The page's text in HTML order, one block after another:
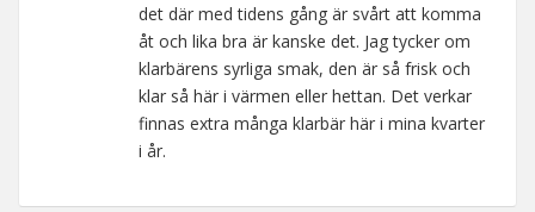
det där med tidens gång är svårt att komma
åt och lika bra är kanske det. Jag tycker om
klarbärens syrliga smak, den är så frisk och
klar så här i värmen eller hettan. Det verkar
finnas extra många klarbär här i mina kvarter
i år.